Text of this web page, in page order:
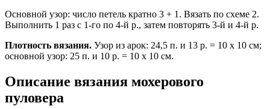
Основной узор: число петель кратно 3 + 1. Вязать по схеме 2.
Выполнить 1 раз с 1-го по 4-й р., затем повторять 3-й и 4-й р.
Плотность вязания. Узор из арок: 24,5 п. и 13 р. = 10 х 10 см;
основной узор: 25 п. и 10 р. = 10 х 10 см.
Описание вязания мохерового
пуловера